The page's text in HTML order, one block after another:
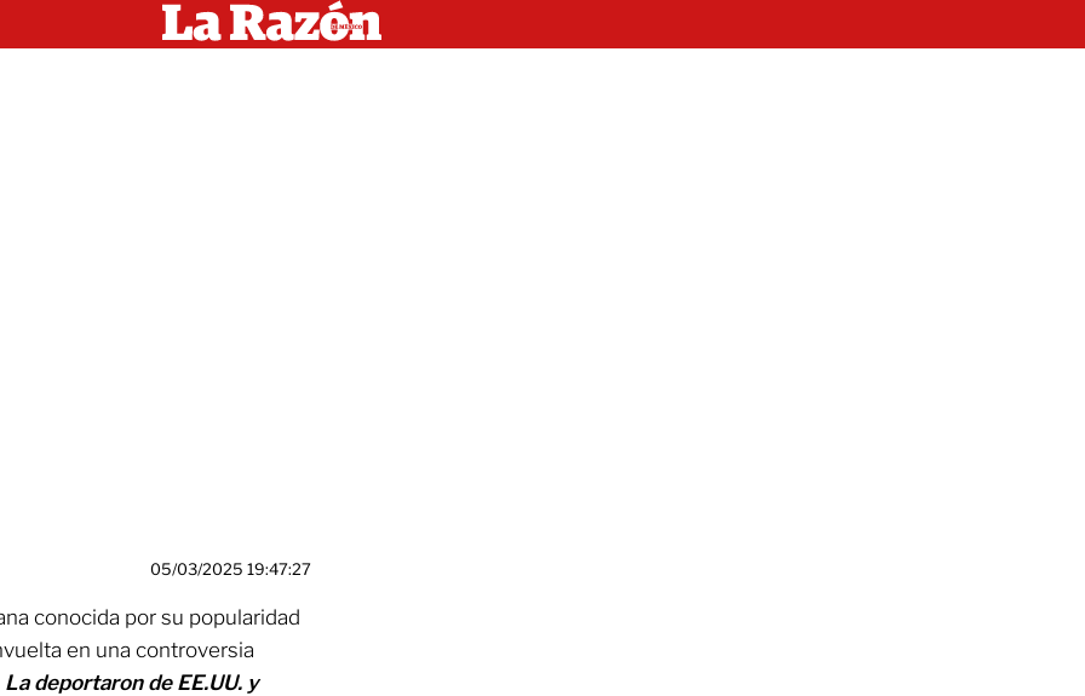
05/03/2025 19:47:27
conocida por su popularidad
en una controversia
La deportaron de EE.UU. y